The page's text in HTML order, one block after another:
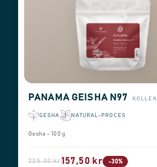
PANAMA GEISHA N97
GESHA NATURAL-PROCES
Gesha - 100 g
225,00 kr157,50 kr -30%